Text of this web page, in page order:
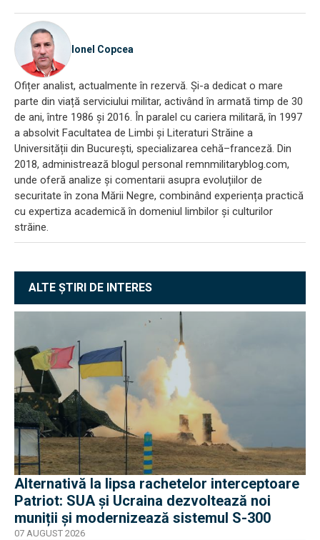
Ionel Copcea
Ofițer analist, actualmente în rezervă. Și-a dedicat o mare
parte din viață serviciului militar, activând în armată timp de 30
de ani, între 1986 și 2016. În paralel cu cariera militară, în 1997
a absolvit Facultatea de Limbi și Literaturi Străine a
Universității din București, specializarea cehă–franceză. Din
2018, administrează blogul personal remnmilitaryblog.com,
unde oferă analize și comentarii asupra evoluțiilor de
securitate în zona Mării Negre, combinând experiența practică
cu expertiza academică în domeniul limbilor și culturilor
străine.
ALTE ȘTIRI DE INTERES
Alternativă la lipsa rachetelor interceptoare
Patriot: SUA și Ucraina dezvoltează noi
muniții și modernizează sistemul S-300
07 AUGUST 2026